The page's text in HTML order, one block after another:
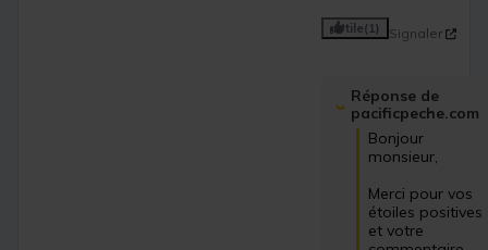
Utile(1) Signaler
Réponse de
pacificpeche.com
Bonjour
monsieur,
Merci pour vos
étoiles positives
et votre